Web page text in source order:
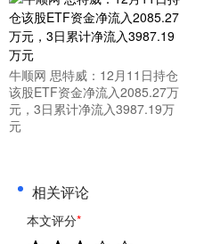
牛顺网 思特威：12月11日持仓
该股ETF资金净流入2085.27万
元，3日累计净流入3987.19万
元
相关评论
本文评分*